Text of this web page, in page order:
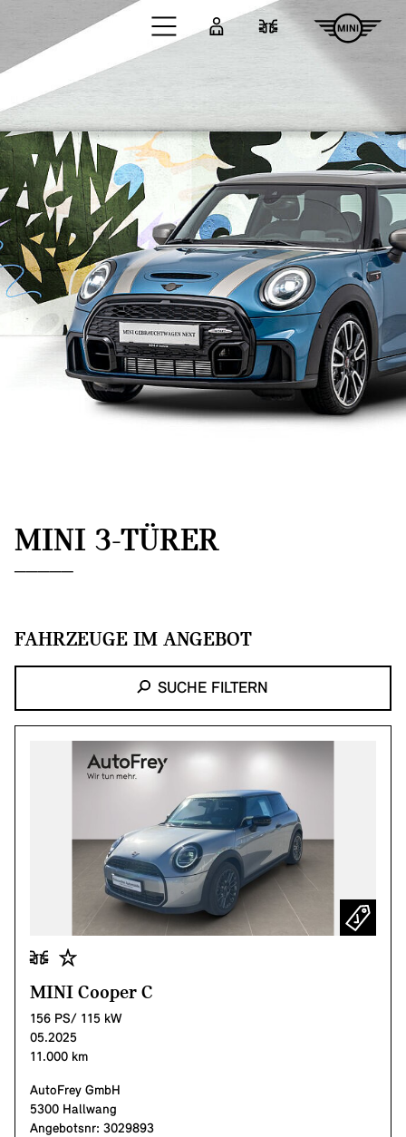
Zum Hauptinhalt springen
Anmelden
MINI 3-TÜRER
FAHRZEUGE IM ANGEBOT
SUCHE FILTERN
MINI Cooper C
156 PS/ 115 kW
05.2025
11.000 km
AutoFrey GmbH
5300 Hallwang
Angebotsnr: 3029893